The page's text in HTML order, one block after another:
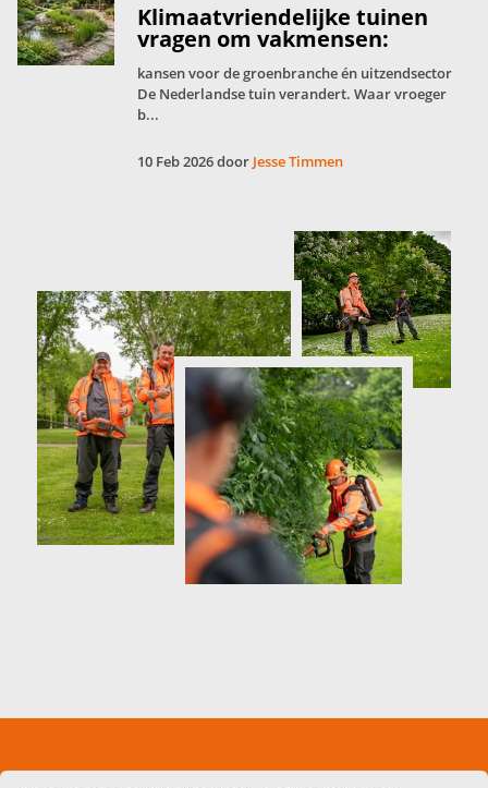
Klimaatvriendelijke tuinen
vragen om vakmensen:
kansen voor de groenbranche én uitzendsector
De Nederlandse tuin verandert. Waar vroeger
b...
10 Feb 2026 door Jesse Timmen